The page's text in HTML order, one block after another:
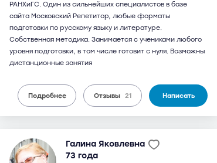
РАНХиГС. Один из сильнейших специалистов в базе
сайта Московский Репетитор, любые форматы
подготовки по русскому языку и литературе.
Собственная методика. Занимается с учениками любого
уровня подготовки, в том числе готовит с нуля. Возможны
дистанционные занятия
Подробнее Отзывы 21 Написать
Галина Яковлевна
73 года